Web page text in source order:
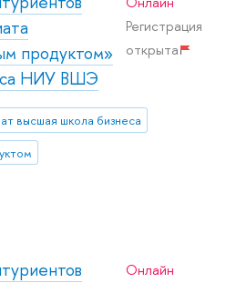
Регистрация
открыта
продуктом»
НИУ ВШЭ
высшая школа бизнеса
Онлайн